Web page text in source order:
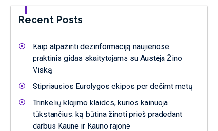
Recent Posts
Kaip atpažinti dezinformaciją naujienose:
praktinis gidas skaitytojams su Austėja Žino
Viską
Stipriausios Eurolygos ekipos per dešimt metų
Trinkelių klojimo klaidos, kurios kainuoja
tūkstančius: ką būtina žinoti prieš pradedant
darbus Kaune ir Kauno rajone